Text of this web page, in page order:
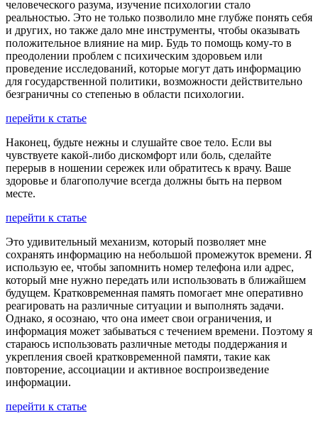
человеческого разума, изучение психологии стало
реальностью. Это не только позволило мне глубже понять себя
и других, но также дало мне инструменты, чтобы оказывать
положительное влияние на мир. Будь то помощь кому-то в
преодолении проблем с психическим здоровьем или
проведение исследований, которые могут дать информацию
для государственной политики, возможности действительно
безграничны со степенью в области психологии.
перейти к статье
Наконец, будьте нежны и слушайте свое тело. Если вы
чувствуете какой-либо дискомфорт или боль, сделайте
перерыв в ношении сережек или обратитесь к врачу. Ваше
здоровье и благополучие всегда должны быть на первом
месте.
перейти к статье
Это удивительный механизм, который позволяет мне
сохранять информацию на небольшой промежуток времени. Я
использую ее, чтобы запомнить номер телефона или адрес,
который мне нужно передать или использовать в ближайшем
будущем. Кратковременная память помогает мне оперативно
реагировать на различные ситуации и выполнять задачи.
Однако, я осознаю, что она имеет свои ограничения, и
информация может забываться с течением времени. Поэтому я
стараюсь использовать различные методы поддержания и
укрепления своей кратковременной памяти, такие как
повторение, ассоциации и активное воспроизведение
информации.
перейти к статье